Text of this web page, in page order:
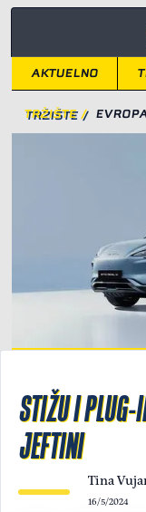
Light/Dark mode
AKTUELNO
TRŽIŠTE /
STIŽU I
JEFTINI
Tina
16/5/2024